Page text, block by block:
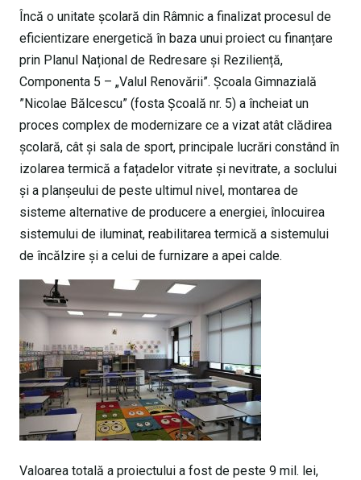
Încă o unitate școlară din Râmnic a finalizat procesul de
eficientizare energetică în baza unui proiect cu finanțare
prin Planul Național de Redresare și Reziliență,
Componenta 5 – „Valul Renovării”. Școala Gimnazială
”Nicolae Bălcescu” (fosta Școală nr. 5) a încheiat un
proces complex de modernizare ce a vizat atât clădirea
școlară, cât și sala de sport, principale lucrări constând în
izolarea termică a fațadelor vitrate și nevitrate, a soclului
și a planșeului de peste ultimul nivel, montarea de
sisteme alternative de producere a energiei, înlocuirea
sistemului de iluminat, reabilitarea termică a sistemului
de încălzire și a celui de furnizare a apei calde.
Valoarea totală a proiectului a fost de peste 9 mil. lei,